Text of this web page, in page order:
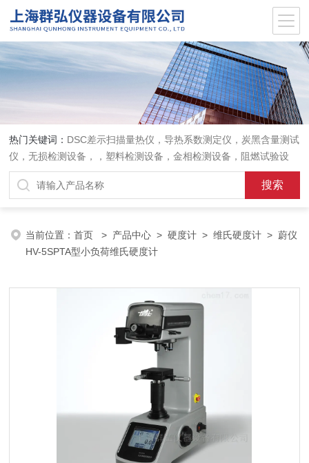
热门关键词： DSC差示扫描量热仪，导热系数测定仪，炭黑含量测试
仪，无损检测设备，，塑料检测设备，金相检测设备，阻燃试验设
备，耐环境老化设备，金属检测设备，量具量仪
当前位置：首页 > 产品中心 >硬度计 >维氏硬度计 > 蔚仪
HV-5SPTA型小负荷维氏硬度计